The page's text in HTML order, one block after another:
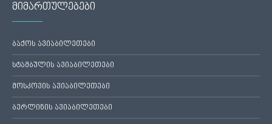
მიმართულებები
ბაქოს ავიაბილეთები
სტამბულის ავიაბილეთები
მოსკოვის ავიაბილეთები
ბერლინის ავიაბილეთები